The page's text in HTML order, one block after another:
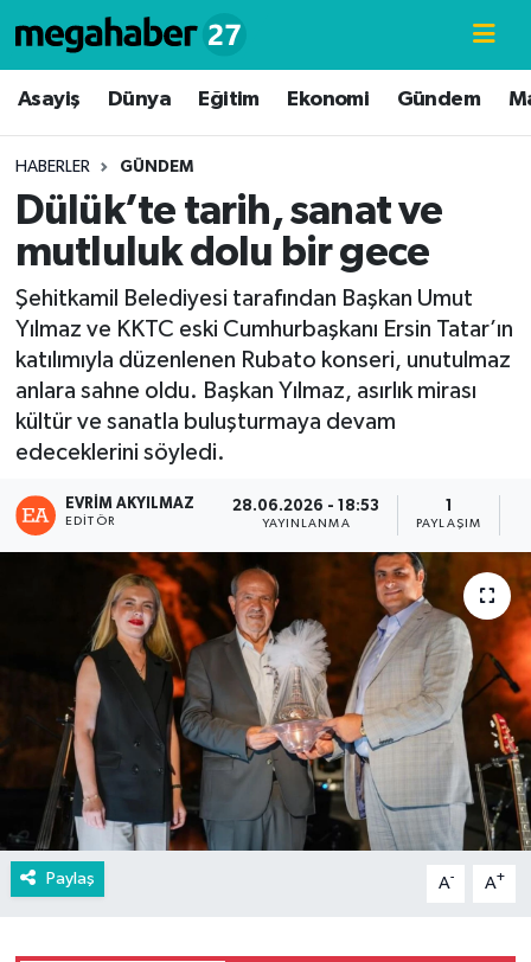
Asayiş Dünya Eğitim Ekonomi Gündem
HABERLER GÜNDEM
Dülük’te tarih, sanat ve
mutluluk dolu bir gece
Şehitkamil Belediyesi tarafından Başkan Umut
Yılmaz ve KKTC eski Cumhurbaşkanı Ersin Tatar’ın
katılımıyla düzenlenen Rubato konseri, unutulmaz
anlara sahne oldu. Başkan Yılmaz, asırlık mirası
kültür ve sanatla buluşturmaya devam
edeceklerini söyledi.
EVRIM AKYILMAZ
EDITÖR
28.06.2026 - 18:53
YAYINLANMA PAYLAŞIM
Paylaş A- A+
Hava Durumu
Süper Lig Puan Durumu ve Fikstür
Tüm Manşetler
Son Dakika Haberleri
Haber Arşivi